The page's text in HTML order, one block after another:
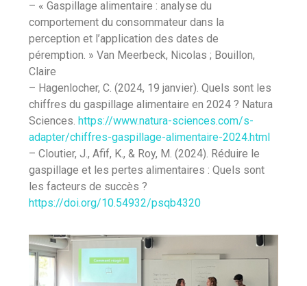
– « Gaspillage alimentaire : analyse du
comportement du consommateur dans la
perception et l’application des dates de
péremption. » Van Meerbeck, Nicolas ; Bouillon,
Claire
– Hagenlocher, C. (2024, 19 janvier). Quels sont les
chiffres du gaspillage alimentaire en 2024 ? Natura
Sciences.https://www.natura-sciences.com/s-
adapter/chiffres-gaspillage-alimentaire-2024.html
– Cloutier, J., Afif, K., & Roy, M. (2024). Réduire le
gaspillage et les pertes alimentaires : Quels sont
les facteurs de succès ?
https://doi.org/10.54932/psqb4320